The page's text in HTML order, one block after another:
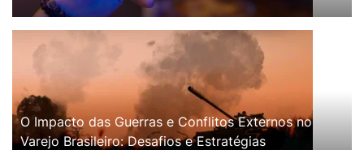
O Impacto das Guerras e Conflitos Externos no
Varejo Brasileiro: Desafios e Estratégias